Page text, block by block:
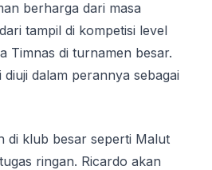
berharga dari masa
tampil di kompetisi level
Timnas di turnamen besar.
dalam perannya sebagai
di klub besar seperti Malut
ringan. Ricardo akan